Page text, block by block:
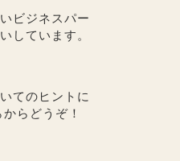
ビジネスパー
しています。
てのヒントに
からどうぞ！